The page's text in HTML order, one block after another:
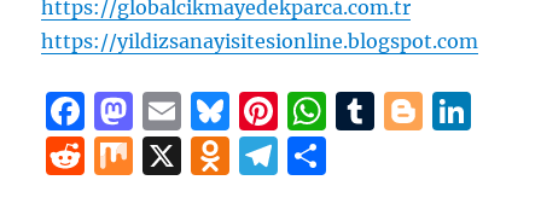
https://globalcikmayedekparca.com.tr
https://yildizsanayisitesionline.blogspot.com
F
a
c
M
a
st
E
m
ai
B
lu
e
Pi
n
te
W T
B
R
M X
O
T